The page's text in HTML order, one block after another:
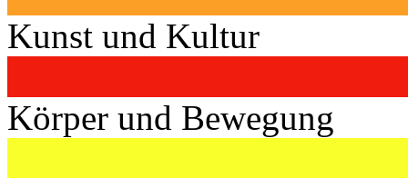
Kunst und Kultur
Körper und Bewegung